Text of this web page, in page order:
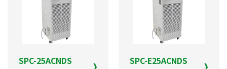
SPC-25ACNDS SPC-E25ACNDS